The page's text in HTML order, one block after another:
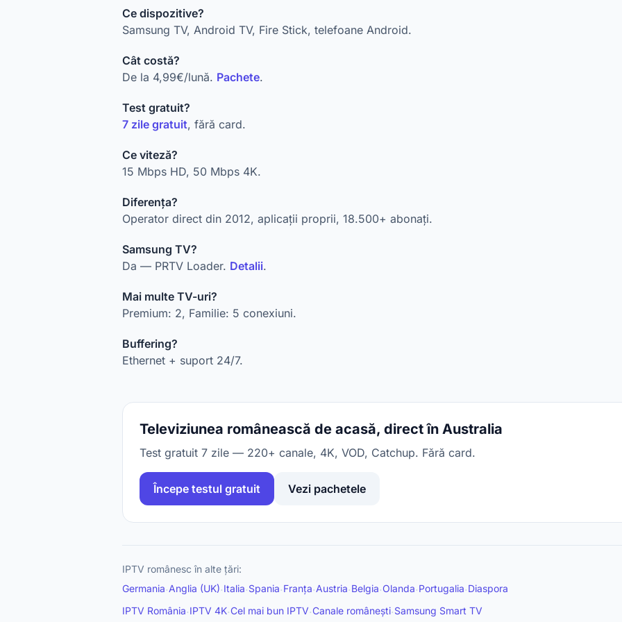
Ce dispozitive?
Samsung TV, Android TV, Fire Stick, telefoane Android.
Cât costă?
De la 4,99€/lună. Pachete.
Test gratuit?
7 zile gratuit, fără card.
Ce viteză?
15 Mbps HD, 50 Mbps 4K.
Diferența?
Operator direct din 2012, aplicații proprii, 18.500+ abonați.
Samsung TV?
Da — PRTV Loader. Detalii.
Mai multe TV-uri?
Premium: 2, Familie: 5 conexiuni.
Buffering?
Ethernet + suport 24/7.
Televiziunea românească de acasă, direct în Australia
Test gratuit 7 zile — 220+ canale, 4K, VOD, Catchup. Fără card.
Începe testul gratuit Vezi pachetele
IPTV românesc în alte țări:
Germania·Anglia (UK)·Italia·Spania·Franța·Austria·Belgia·Olanda·Portugalia·Diaspora
IPTV România·IPTV 4K·Cel mai bun IPTV·Canale românești·Samsung Smart TV